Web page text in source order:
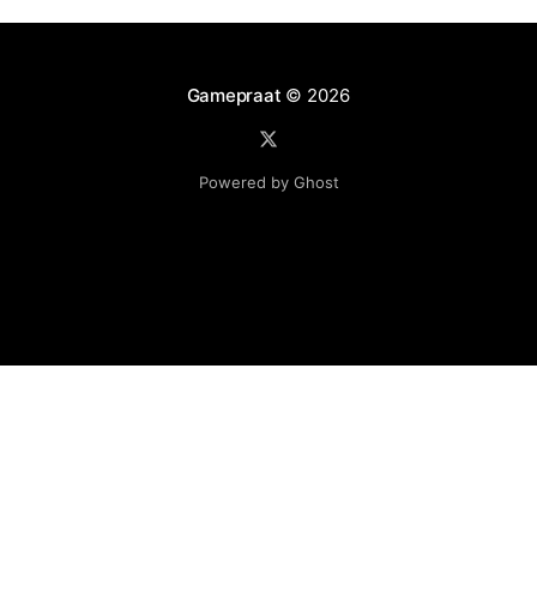
Gamepraat © 2026
Powered by Ghost